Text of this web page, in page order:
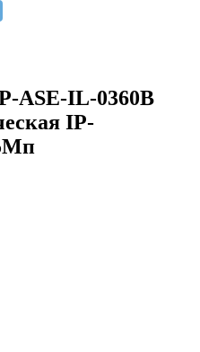
ASE-IL-0360B
IP-